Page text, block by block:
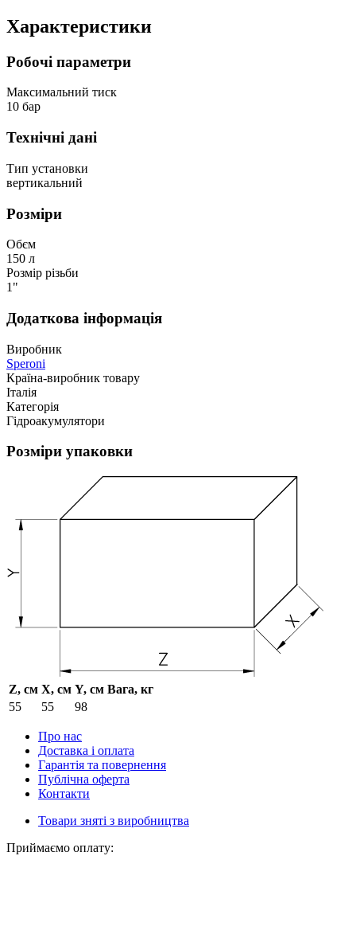
Характеристики
Робочі параметри
Максимальний тиск
10 бар
Технічні дані
Тип установки
вертикальний
Розміри
Обєм
150 л
Розмір різьби
1"
Додаткова інформація
Виробник
Speroni
Країна-виробник товару
Італія
Категорія
Гідроакумулятори
Розміри упаковки
Z, см X, см Y, см Вага, кг
55
55 98
Про нас
Доставка і оплата
Гарантія та повернення
Публічна оферта
Контакти
Товари зняті з виробництва
Приймаємо оплату: